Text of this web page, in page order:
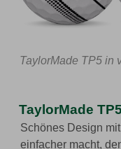
TaylorMade TP5 in
TaylorMade
Schönes Design
einfacher macht,